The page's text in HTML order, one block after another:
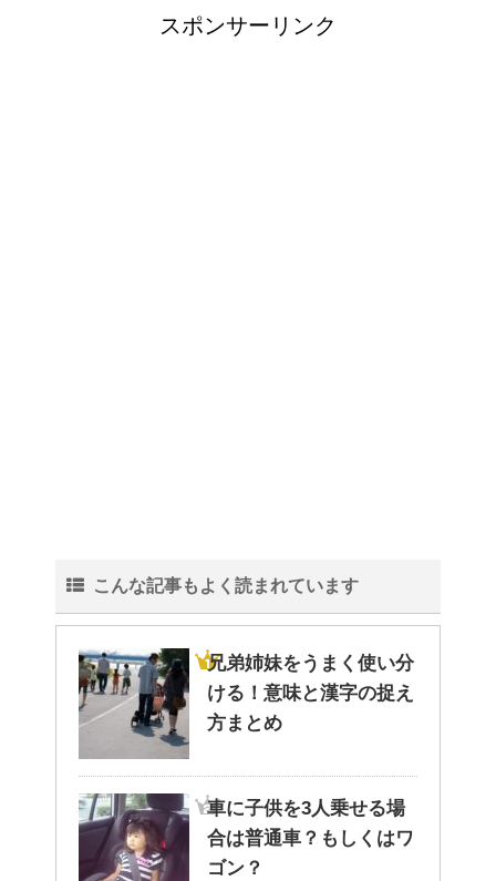
スポンサーリンク
こんな記事もよく読まれています
兄弟姉妹をうまく使い分
ける！意味と漢字の捉え
方まとめ
車に子供を3人乗せる場
合は普通車？もしくはワ
ゴン？